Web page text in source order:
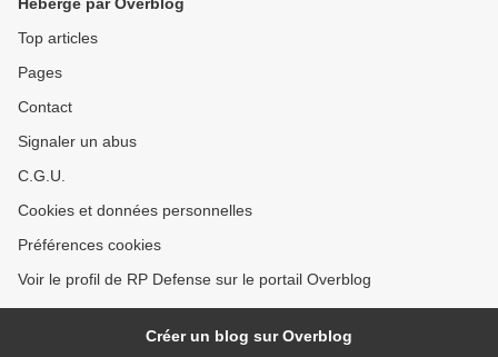
Top articles
Pages
Contact
Signaler un abus
C.G.U.
Cookies et données personnelles
Préférences cookies
Voir le profil de RP Defense sur le portail Overblog
Créer un blog sur Overblog